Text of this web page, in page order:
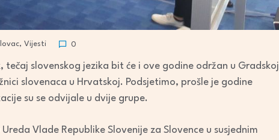
, Vijesti 0
slovenskog jezika bit će i ove godine održan u Gradskoj
slovenaca u Hrvatskoj. Podsjetimo, prošle je godine
su se odvijale u dvije grupe.
Vlade Republike Slovenije za Slovence u susjednim